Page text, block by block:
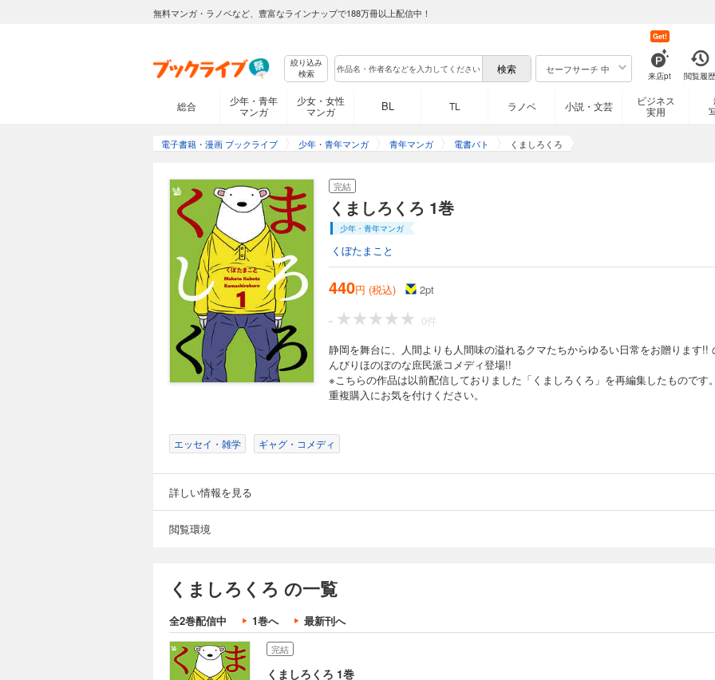
無料マンガ・ラノベなど、豊富なラインナップで188万冊以上配信中！
絞り込み
検索
セーフサーチ 中
来店pt
Get!
閲覧履歴
総合
少年・青年
マンガ
少女・女性
マンガ
BL TL ラノベ 小説・文芸
ビジネス
実用
電子書籍・漫画 ブックライブ 少年・青年マンガ 青年マンガ 電書バト くましろくろ
完結
くましろくろ 1巻
少年・青年マンガ
くぼたまこと
440円 (税込) 2pt
-
0件
静岡を舞台に、人間よりも人間味の溢れるクマたちからゆるい日常をお贈ります!!
んびりほのぼのな庶民派コメディ登場!!
※こちらの作品は以前配信しておりました「くましろくろ」を再編集したものです
重複購入にお気を付けください。
エッセイ・雑学 ギャグ・コメディ
詳しい情報を見る
閲覧環境
くましろくろ の一覧
全2巻配信中 1巻へ 最新刊へ
完結
くましろくろ 1巻